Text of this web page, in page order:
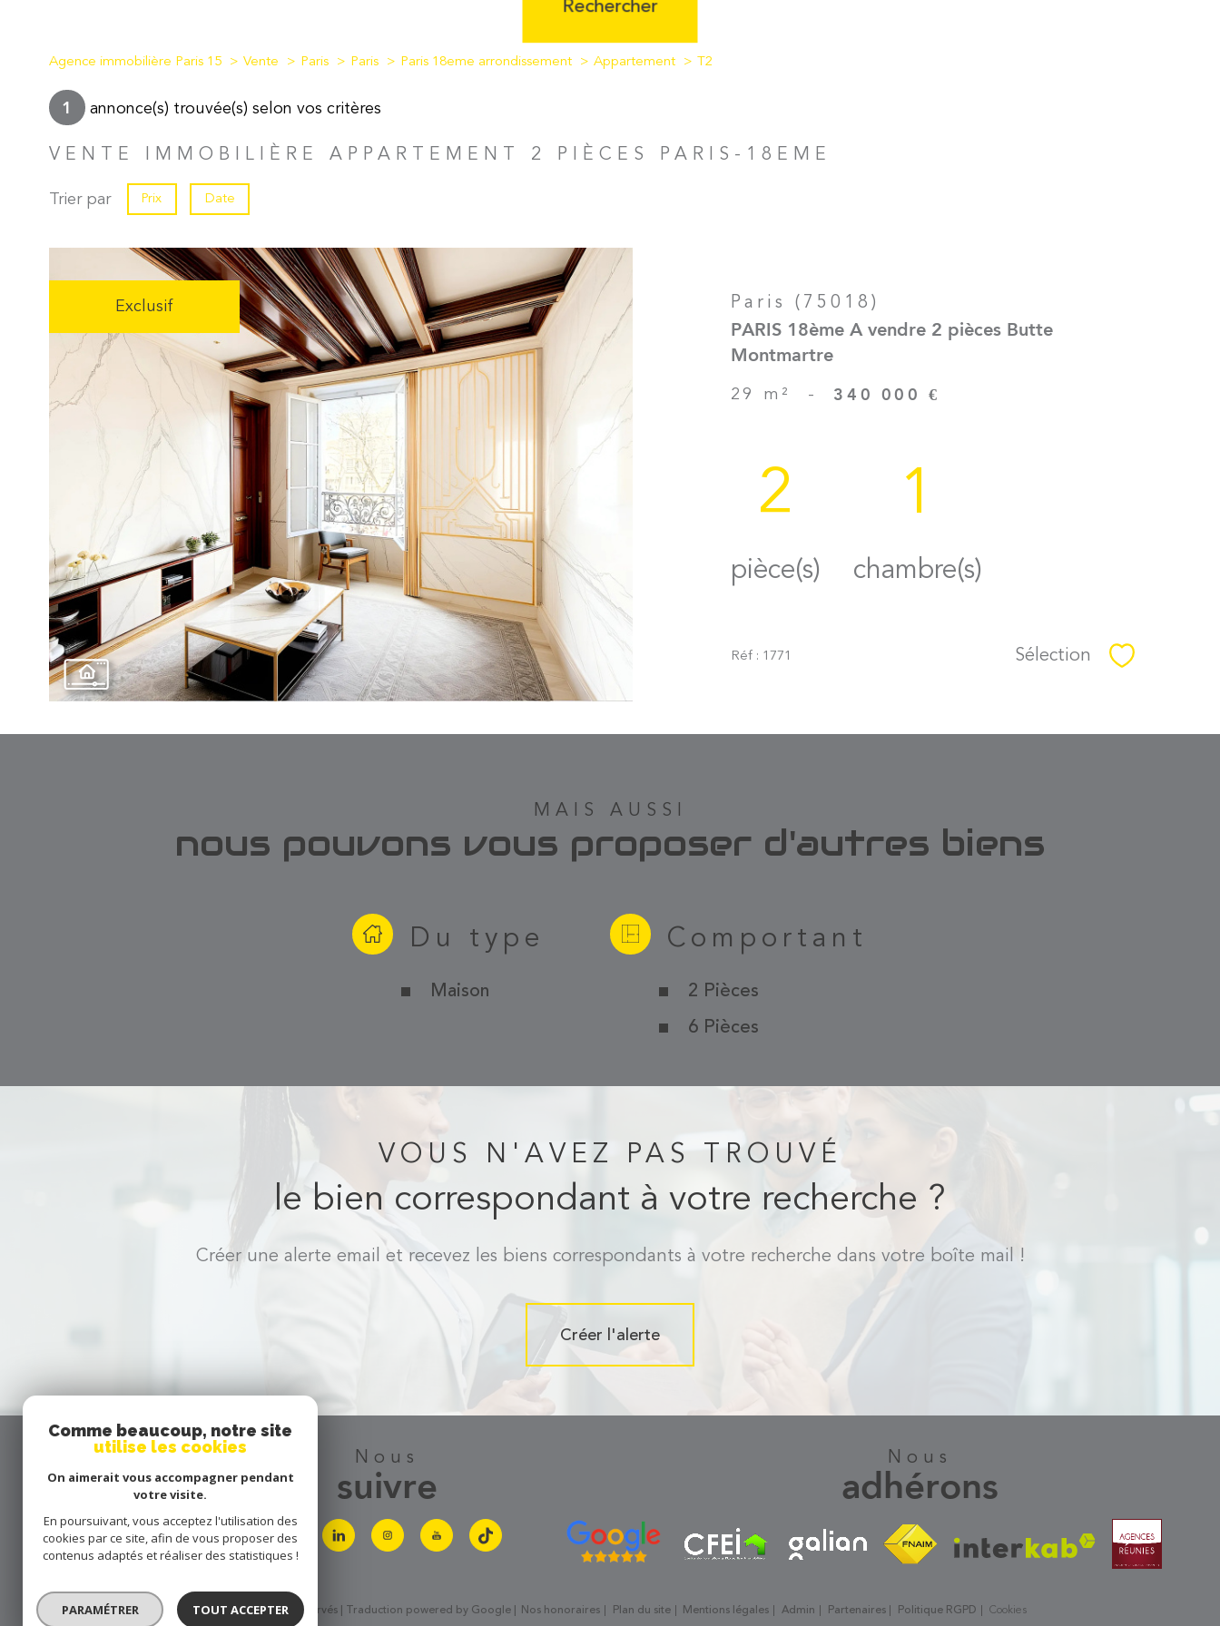
Agence immobilière Paris 15 Vente Paris Paris Paris 18eme arrondissement Appartement T2
1 annonce(s) trouvée(s) selon vos critères
VENTE IMMOBILIÈRE APPARTEMENT 2 PIÈCES PARIS-18EME
Trier par Prix Date
Exclusif
Voir le
Bien
Paris (75018)
PARIS 18ème A vendre 2 pièces Butte
Montmartre
29 m² - 340 000 €
2
pièce(s)
1
chambre(s)
Réf : 1771 Sélection Sélectionner
MAIS AUSSI
nous pouvons vous proposer d'autres biens
Du type
Maison
Comportant
2 Pièces
6 Pièces
VOUS N'AVEZ PAS TROUVÉ
le bien correspondant à votre recherche ?
Créer une alerte email et recevez les biens correspondants à votre recherche dans votre boîte mail !
Créer l'alerte
se
connecter
espace propriétaire
nous
suivre
nous
adhérons
© 2026 | Tous droits réservés | Traduction powered by Google | Nos honoraires Plan du site Mentions légales Admin Partenaires Politique RGPD Cookies
Comme beaucoup, notre site
utilise les cookies
On aimerait vous accompagner pendant
votre visite.
En poursuivant, vous acceptez l'utilisation des
cookies par ce site, afin de vous proposer des
contenus adaptés et réaliser des statistiques !
PARAMÉTRER TOUT ACCEPTER